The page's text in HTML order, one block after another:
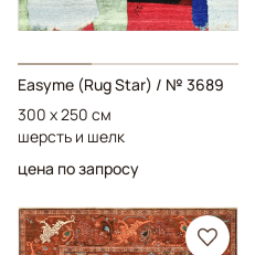
Easyme (Rug Star) / № 3689
300 x 250 см
шерсть и шелк
цена по запросу